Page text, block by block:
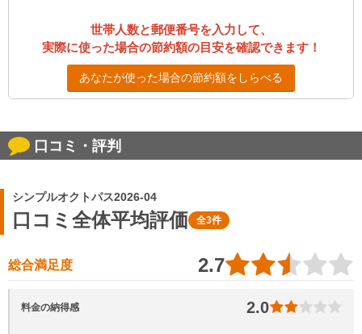
世帯人数と郵便番号を入力して、
実際に使った場合の節約額の目安を確認できます！
あなたが使った場合の節約額をしらべる
口コミ・評判
シンプルオクトパス2026-04
口コミ全体平均評価 全3件
総合満足度 2.7
料金の納得感 2.0